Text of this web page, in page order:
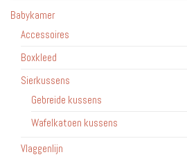
Babykamer
Accessoires
Boxkleed
Sierkussens
Gebreide kussens
Wafelkatoen kussens
Vlaggenlijn